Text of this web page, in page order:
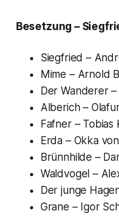
Besetzung –
Siegfried –
Mime – Arnold
Der Wanderer
Alberich –
Fafner – Tobias
Erda – Okka
Brünnhilde –
Waldvogel –
Der junge
Grane – Igor